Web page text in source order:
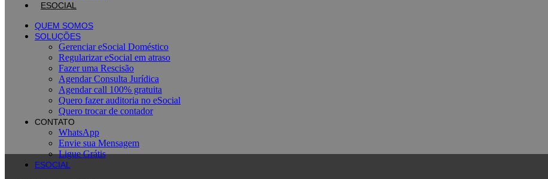
ESOCIAL
QUEM SOMOS
SOLUÇÕES
Gerenciar eSocial Doméstico
Regularizar eSocial em atraso
Fazer uma Rescisão
Agendar Consulta Jurídica
Agendar call 100% gratuita
Quero fazer auditoria no eSocial
Quero trocar de contador
CONTATO
WhatsApp
Envie sua Mensagem
Ligue Grátis
ESOCIAL